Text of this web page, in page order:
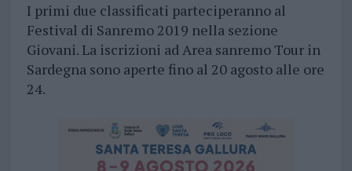
I primi due classificati parteciperanno al
Festival di Sanremo 2019 nella sezione
Giovani. La iscrizioni ad Area sanremo Tour in
Sardegna sono aperte fino al 20 agosto alle ore
24.